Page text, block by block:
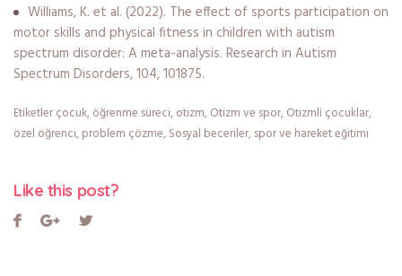
Williams, K. et al. (2022). The effect of sports participation on
motor skills and physical fitness in children with autism
spectrum disorder: A meta-analysis. Research in Autism
Spectrum Disorders, 104, 101875.
Etiketlerçocuk,öğrenme süreci,otizm,Otizm ve spor,Otizmli çocuklar,
özel öğrenci,problem çözme,Sosyal beceriler,spor ve hareket eğitimi
Like this post?